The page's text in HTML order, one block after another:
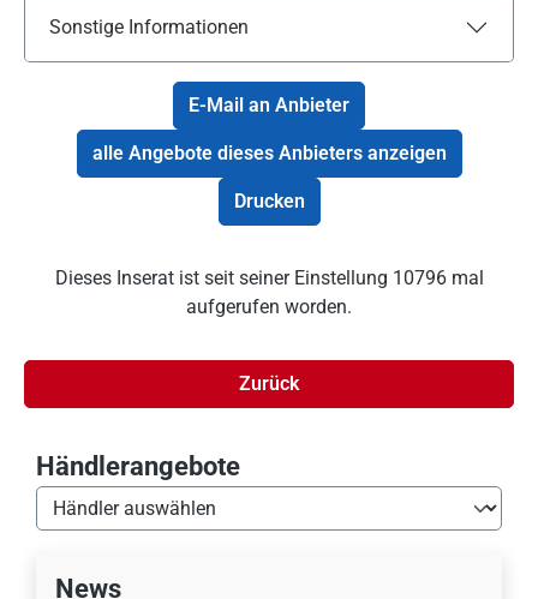
Händlerangebote
News
Sonstige Informationen
E-Mail an Anbieter
alle Angebote dieses Anbieters anzeigen
Drucken
Dieses Inserat ist seit seiner Einstellung 10796 mal
aufgerufen worden.
Zurück